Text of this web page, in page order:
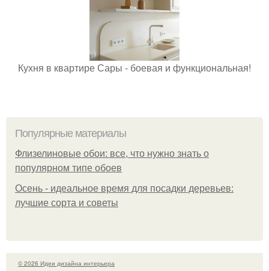
Кухня в квартире Сары - боевая и функциональная!
Популярные материалы
Флизелиновые обои: все, что нужно знать о
популярном типе обоев
Осень - идеальное время для посадки деревьев:
лучшие сорта и советы
© 2026 Идеи дизайна интерьера